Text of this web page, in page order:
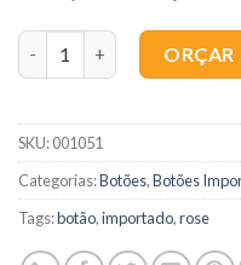
ORÇAR
SKU:001051
Categorias:Botões,Botões
Tags:botão,importado,rose